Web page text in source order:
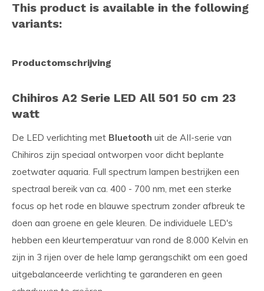
This product is available in the following
variants:
Productomschrijving
Chihiros A2 Serie LED All 501 50 cm 23
watt
De LED verlichting met Bluetooth uit de AII-serie van
Chihiros zijn speciaal ontworpen voor dicht beplante
zoetwater aquaria. Full spectrum lampen bestrijken een
spectraal bereik van ca. 400 - 700 nm, met een sterke
focus op het rode en blauwe spectrum zonder afbreuk te
doen aan groene en gele kleuren. De individuele LED's
hebben een kleurtemperatuur van rond de 8.000 Kelvin en
zijn in 3 rijen over de hele lamp gerangschikt om een ​​goed
uitgebalanceerde verlichting te garanderen en geen